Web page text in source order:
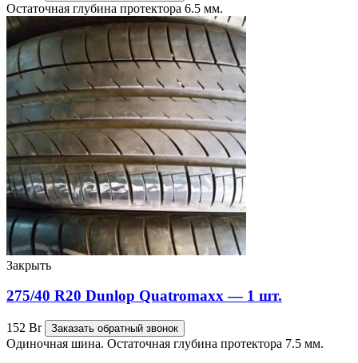
Остаточная глубина протектора 6.5 мм.
Закрыть
275/40 R20 Dunlop Quatromaxx — 1 шт.
152 Br Заказать обратный звонок
Одиночная шина. Остаточная глубина протектора 7.5 мм.